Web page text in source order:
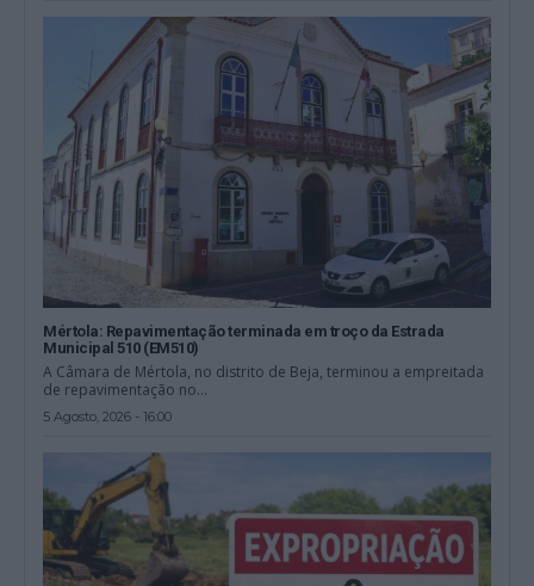
Mértola: Repavimentação terminada em troço da Estrada
Municipal 510 (EM510)
A Câmara de Mértola, no distrito de Beja, terminou a empreitada
de repavimentação no...
5 Agosto, 2026 - 16:00